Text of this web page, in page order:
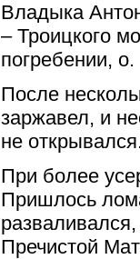
Владыка
– Троицкого
погребении,
После
заржавел, и
не
При более
Пришлось
Пречистой